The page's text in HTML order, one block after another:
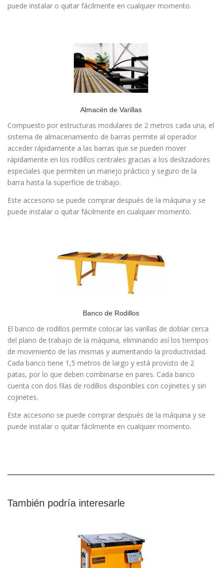
puede instalar o quitar fácilmente en cualquier momento.
Almacén de Varillas
Compuesto por estructuras modulares de 2 metros cada una, el
sistema de almacenamiento de barras permite al operador
acceder rápidamente a las barras que se pueden mover
rápidamente en los rodillos centrales gracias a los deslizadores
especiales que permiten un manejo práctico y seguro de la
barra hasta la superficie de trabajo.
Este accesorio se puede comprar después de la máquina y se
puede instalar o quitar fácilmente en cualquier momento.
Banco de Rodillos
El banco de rodillos permite colocar las varillas de doblar cerca
del plano de trabajo de la máquina, eliminando así los tiempos
de movimiento de las mismas y aumentando la productividad.
Cada banco tiene 1,5 metros de largo y está provisto de 2
patas, por lo que deben combinarse en pares. Cada banco
cuenta con dos filas de rodillos disponibles con cojinetes y sin
cojinetes.
Este accesorio se puede comprar después de la máquina y se
puede instalar o quitar fácilmente en cualquier momento.
También podría interesarle